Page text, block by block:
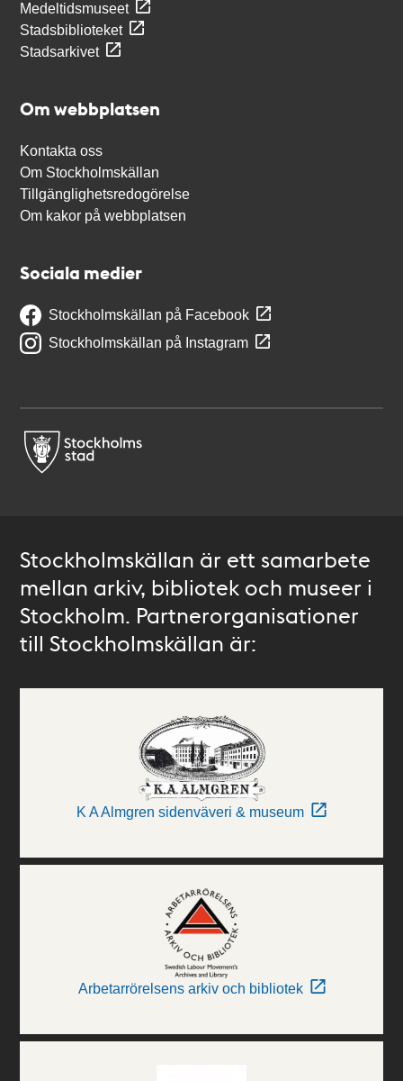
Medeltidsmuseet
Stadsbiblioteket
Stadsarkivet
Om webbplatsen
Kontakta oss
Om Stockholmskällan
Tillgänglighetsredogörelse
Om kakor på webbplatsen
Sociala medier
Stockholmskällan på Facebook
Stockholmskällan på Instagram
Stockholmskällan är ett samarbete
mellan arkiv, bibliotek och museer i
Stockholm. Partnerorganisationer
till Stockholmskällan är:
K A Almgren sidenväveri & museum
Arbetarrörelsens arkiv och bibliotek